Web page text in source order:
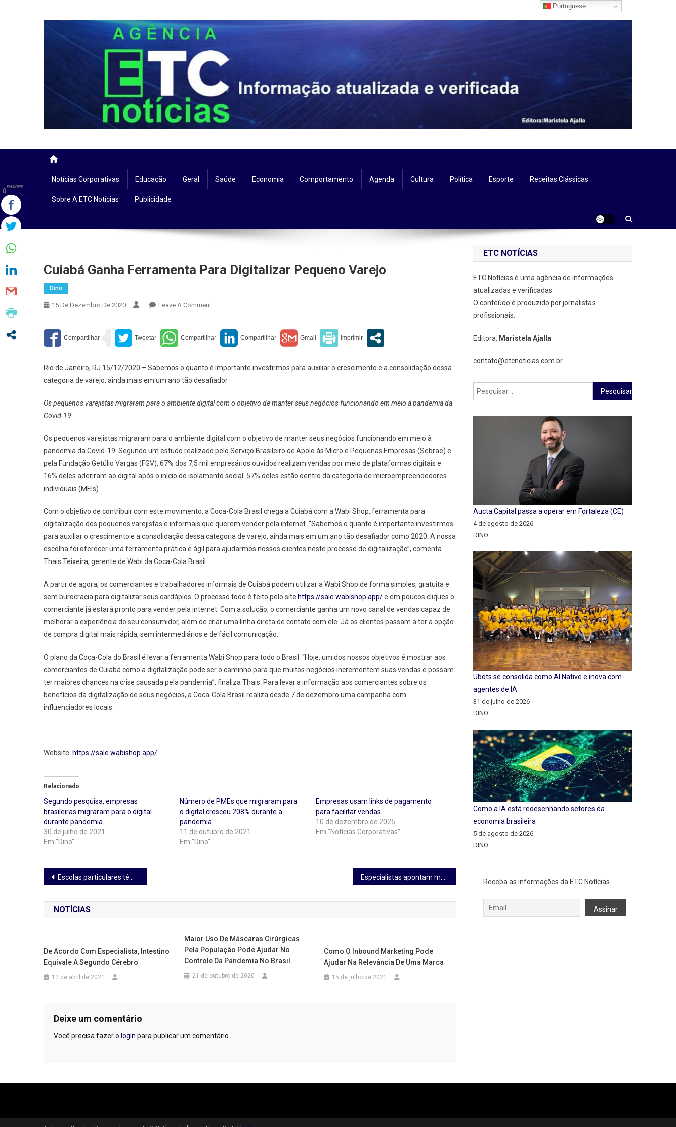
Notícias Corporativas Educação Geral Saúde Economia Comportamento Agenda Cultura Política Esporte Receitas Clássicas
Sobre A ETC Notícias Publicidade
Cuiabá Ganha Ferramenta Para Digitalizar Pequeno Varejo
Dino
15 De Dezembro De 2020 Leave A CommentOn
Ganha
Ferramenta
Pequeno
Rio de Janeiro, RJ 15/12/2020 – Sabemos o quanto é importante investirmos para auxiliar o crescimento e a consolidação dessa
categoria de varejo, ainda mais em um ano tão desafiador
Os pequenos varejistas migraram para o ambiente digital com o objetivo de manter seus negócios funcionando em meio à pandemia da
Covid-19
Os pequenos varejistas migraram para o ambiente digital com o objetivo de manter seus negócios funcionando em meio à
pandemia da Covid-19. Segundo um estudo realizado pelo Serviço Brasileiro de Apoio às Micro e Pequenas Empresas (Sebrae) e
pela Fundação Getúlio Vargas (FGV), 67% dos 7,5 mil empresários ouvidos realizam vendas por meio de plataformas digitais e
16% deles aderiram ao digital após o início do isolamento social. 57% deles estão dentro da categoria de microempreendedores
individuais (MEIs).
Com o objetivo de contribuir com este movimento, a Coca-Cola Brasil chega a Cuiabá com a Wabi Shop, ferramenta para
digitalização dos pequenos varejistas e informais que querem vender pela internet. “Sabemos o quanto é importante investirmos
para auxiliar o crescimento e a consolidação dessa categoria de varejo, ainda mais em um ano tão desafiador como 2020. A nossa
escolha foi oferecer uma ferramenta prática e ágil para ajudarmos nossos clientes neste processo de digitalização”, comenta
Thais Teixeira, gerente de Wabi da Coca-Cola Brasil.
A partir de agora, os comerciantes e trabalhadores informais de Cuiabá podem utilizar a Wabi Shop de forma simples, gratuita e
sem burocracia para digitalizar seus cardápios. O processo todo é feito pelo site https://sale.wabishop.app/e em poucos cliques o
comerciante já estará pronto para vender pela internet. Com a solução, o comerciante ganha um novo canal de vendas capaz de
melhorar a experiência do seu consumidor, além de criar uma linha direta de contato com ele. Já os clientes passam a ter a opção
de compra digital mais rápida, sem intermediários e de fácil comunicação.
O plano da Coca-Cola do Brasil é levar a ferramenta Wabi Shop para todo o Brasil. “Hoje, um dos nossos objetivos é mostrar aos
comerciantes de Cuiabá como a digitalização pode ser o caminho para que muitos negócios incrementem suas vendas e possam
ter maiores chances na crise causada pela pandemia”, finaliza Thais. Para levar a informação aos comerciantes sobre os
benefícios da digitalização de seus negócios, a Coca-Cola Brasil realiza desde 7 de dezembro uma campanha com
influenciadores locais.
Website: https://sale.wabishop.app/
Relacionado
Segundo pesquisa, empresas
brasileiras migraram para o digital
durante pandemia
30 de julho de 2021
Em "Dino"
Número de PMEs que migraram para
o digital cresceu 208% durante a
pandemia
11 de outubro de 2021
Em "Dino"
Empresas usam links de pagamento
para facilitar vendas
10 de dezembro de 2025
Em "Notícias Corporativas"
Navegação
de
Post
Escolas particulares têm queda de 63% na taxa de rematrícula Especialistas apontam melhora na economia brasileira para 2021
NOTÍCIAS
De Acordo Com Especialista, Intestino
Equivale A Segundo Cérebro
12 de abril de 2021
Maior Uso De Máscaras Cirúrgicas
Pela População Pode Ajudar No
Controle Da Pandemia No Brasil
21 de outubro de 2020
Como O Inbound Marketing Pode
Ajudar Na Relevância De Uma Marca
15 de julho de 2021
Deixe um comentário
Você precisa fazer o login para publicar um comentário.
ETC NOTÍCIAS
ETC Notícias é uma agência de informações
atualizadas e verificadas.
O conteúdo é produzido por jornalistas
profissionais.
Editora: Maristela Ajalla
contato@etcnoticias.com.br
Pesquisar
por:
Aucta Capital passa a operar em Fortaleza (CE)
4 de agosto de 2026
DINO
Ubots se consolida como AI Native e inova com
agentes de IA
31 de julho de 2026
DINO
Como a IA está redesenhando setores da
economia brasileira
5 de agosto de 2026
DINO
Receba as informações da ETC Notícias
Portuguese
0SHARES